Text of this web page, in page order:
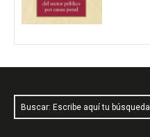
Buscar: Escribe aquí tu búsqueda